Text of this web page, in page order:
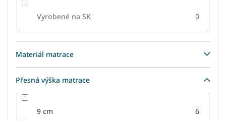
Vyrobené na SK 0
Materiál matrace
Přesná výška matrace
9 cm 6